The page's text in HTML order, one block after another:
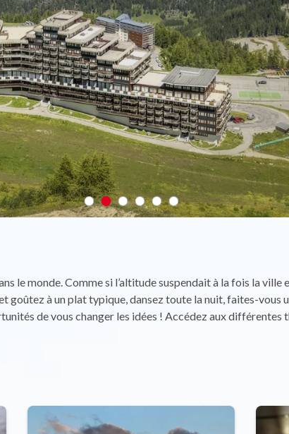
le monde. Comme si l’altitude suspendait à la fois la ville
goûtez à un plat typique, dansez toute la nuit, faites-vous
de vous changer les idées ! Accédez aux différentes